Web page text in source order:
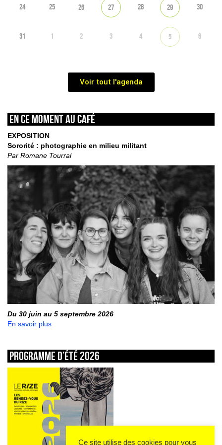
24 25 26 27 28 29 30
31 1 2 3 4 5 6
Voir tout l'agenda
En ce moment au café
EXPOSITION
Sororité : photographie en milieu militant
Par Romane Tourral
Du 30 juin au 5 septembre 2026
En savoir plus
Programme d’été 2026
Ce site utilise des cookies pour vous